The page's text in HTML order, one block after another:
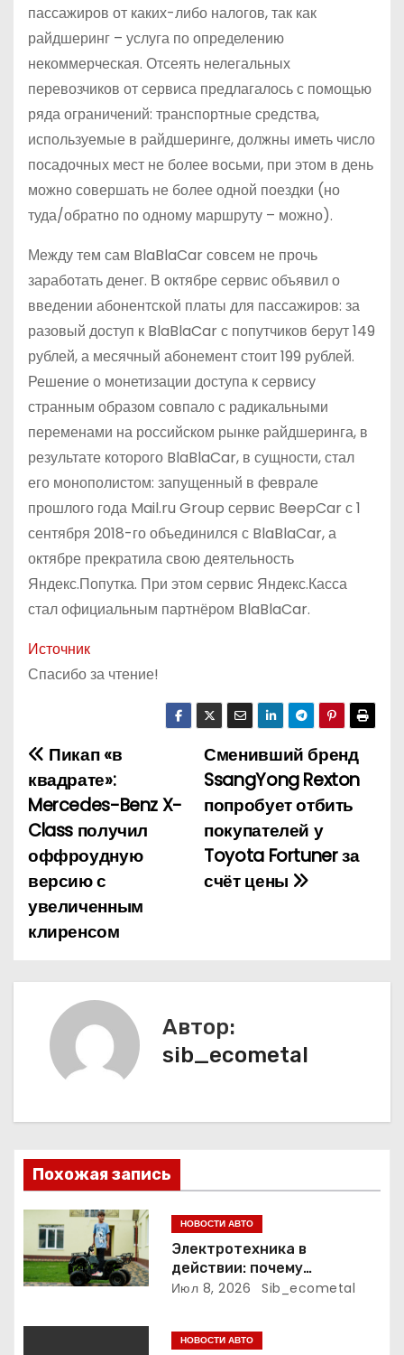
пассажиров от каких-либо налогов, так как
райдшеринг – услуга по определению
некоммерческая. Отсеять нелегальных
перевозчиков от сервиса предлагалось с помощью
ряда ограничений: транспортные средства,
используемые в райдшеринге, должны иметь число
посадочных мест не более восьми, при этом в день
можно совершать не более одной поездки (но
туда/обратно по одному маршруту – можно).
Между тем сам BlaBlaCar совсем не прочь
заработать денег. В октябре сервис объявил о
введении абонентской платы для пассажиров: за
разовый доступ к BlaBlaCar с попутчиков берут 149
рублей, а месячный абонемент стоит 199 рублей.
Решение о монетизации доступа к сервису
странным образом совпало с радикальными
переменами на российском рынке райдшеринга, в
результате которого BlaBlaCar, в сущности, стал
его монополистом: запущенный в феврале
прошлого года Mail.ru Group сервис BeepCar с 1
сентября 2018-го объединился с BlaBlaCar, а
октябре прекратила свою деятельность
Яндекс.Попутка. При этом сервис Яндекс.Касса
стал официальным партнёром BlaBlaCar.
Источник
Спасибо за чтение!
Н
а
в
и
г
ц
з
а
п
и
с
Сменивший бренд
SsangYong Rexton
попробует отбить
покупателей у
Toyota Fortuner за
счёт цены
Пикап «в
квадрате»:
Mercedes-Benz X-
Class получил
оффроудную
версию с
увеличенным
клиренсом
Автор:
sib_ecometal
Похожая запись
НОВОСТИ АВТО
Электротехника в
действии: почему
электрический питбайк и
Июл 8, 2026 Sib_ecometal
НОВОСТИ АВТО